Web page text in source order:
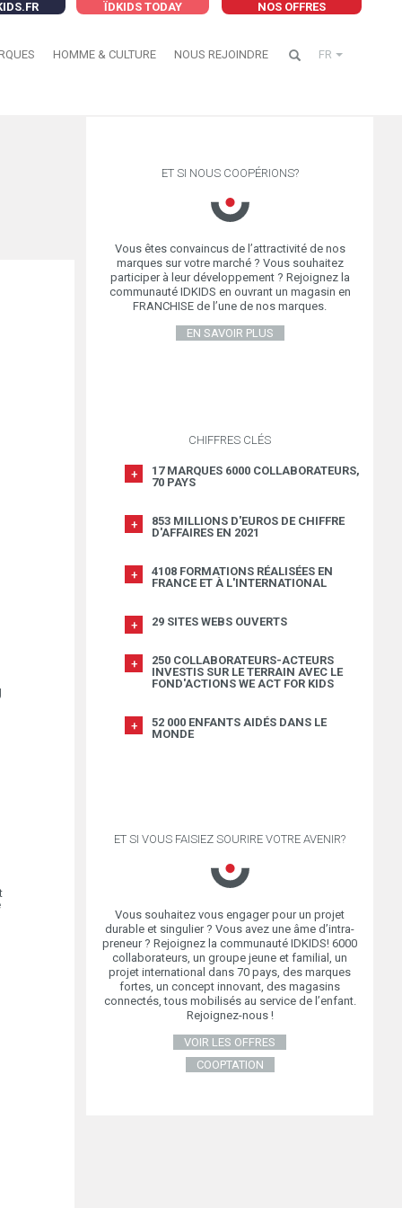
NOS OFFRES
ÏDKIDS TODAY
HOMME & CULTURE NOUS REJOINDRE FR
ET SI NOUS COOPÉRIONS?
Vous êtes convaincus de l’attractivité de nos
marques sur votre marché ? Vous souhaitez
participer à leur développement ? Rejoignez la
communauté IDKIDS en ouvrant un magasin en
FRANCHISE de l’une de nos marques.
EN SAVOIR PLUS
CHIFFRES CLÉS
17 MARQUES 6000 COLLABORATEURS,
70 PAYS
853 MILLIONS D'EUROS DE CHIFFRE
D'AFFAIRES EN 2021
4108 FORMATIONS RÉALISÉES EN
FRANCE ET À L'INTERNATIONAL
29 SITES WEBS OUVERTS
250 COLLABORATEURS-ACTEURS
INVESTIS SUR LE TERRAIN AVEC LE
FOND'ACTIONS WE ACT FOR KIDS
52 000 ENFANTS AIDÉS DANS LE
MONDE
ET SI VOUS FAISIEZ SOURIRE VOTRE AVENIR?
Vous souhaitez vous engager pour un projet
durable et singulier ? Vous avez une âme d’intra-
preneur ? Rejoignez la communauté IDKIDS! 6000
collaborateurs, un groupe jeune et familial, un
projet international dans 70 pays, des marques
fortes, un concept innovant, des magasins
connectés, tous mobilisés au service de l’enfant.
Rejoignez-nous !
VOIR LES OFFRES
COOPTATION